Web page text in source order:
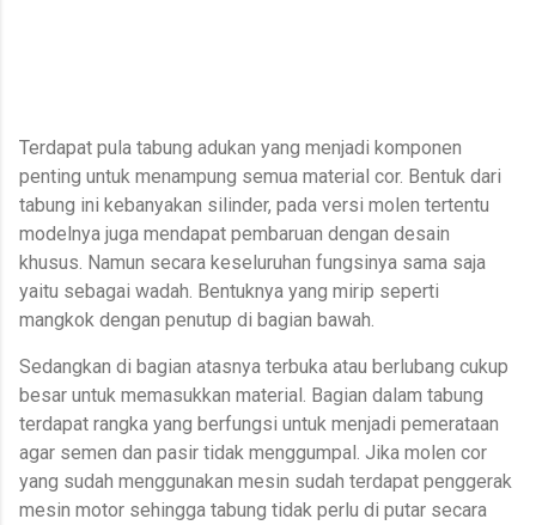
Terdapat pula tabung adukan yang menjadi komponen
penting untuk menampung semua material cor. Bentuk dari
tabung ini kebanyakan silinder, pada versi molen tertentu
modelnya juga mendapat pembaruan dengan desain
khusus. Namun secara keseluruhan fungsinya sama saja
yaitu sebagai wadah. Bentuknya yang mirip seperti
mangkok dengan penutup di bagian bawah.
Sedangkan di bagian atasnya terbuka atau berlubang cukup
besar untuk memasukkan material. Bagian dalam tabung
terdapat rangka yang berfungsi untuk menjadi pemerataan
agar semen dan pasir tidak menggumpal. Jika molen cor
yang sudah menggunakan mesin sudah terdapat penggerak
mesin motor sehingga tabung tidak perlu di putar secara